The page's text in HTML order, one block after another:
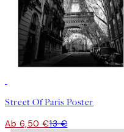
Street Of Paris Poster
Ab 6,50 €13 €